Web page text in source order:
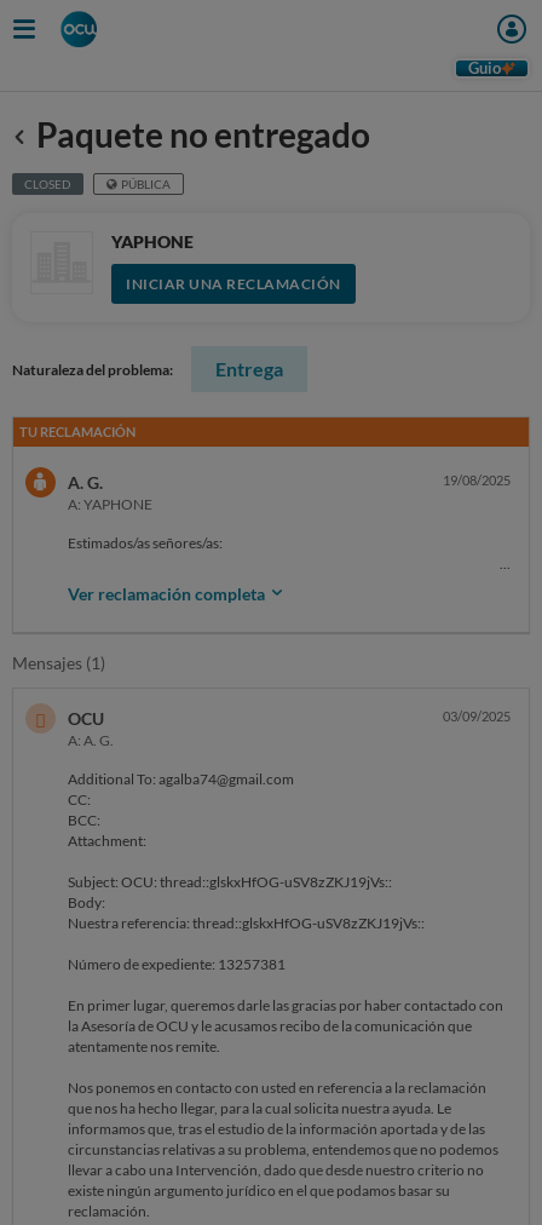
Guio
Anterior
Paquete no entregado
CLOSED PÚBLICA
YAPHONE
INICIAR UNA RECLAMACIÓN
Naturaleza del problema: Entrega
TU RECLAMACIÓN
A. G.
A: YAPHONE
19/08/2025
Estimados/as señores/as:
En fecha 06/07/2025 adquirí en su página web YAPHONE el producto
Apple Ipad 11’’ 2025.
-Factura.
-Correo electrónico.
SOLICITO se me haga entrega del producto, y si hubiese algún
problema con la entrega, se me comunique a fin de tomar las medidas
oportunas.
Sin otro particular, atentamente.
Recuerda no incluir ningún dato personal o sensible, ni tuyo ni de un
tercero, como puede ser nombre, apellidos, DNI, número de teléfono,
dirección postal, cuenta y tarjeta bancaria, email…
Ver reclamación completa
Mensajes (1)
OCU
A: A. G.
03/09/2025
Additional To: agalba74@gmail.com
CC:
BCC:
Attachment:
Subject: OCU: thread::glskxHfOG-uSV8zZKJ19jVs::
Body:
Nuestra referencia: thread::glskxHfOG-uSV8zZKJ19jVs::
Número de expediente: 13257381
En primer lugar, queremos darle las gracias por haber contactado con
la Asesoría de OCU y le acusamos recibo de la comunicación que
atentamente nos remite.
Nos ponemos en contacto con usted en referencia a la reclamación
que nos ha hecho llegar, para la cual solicita nuestra ayuda. Le
informamos que, tras el estudio de la información aportada y de las
circunstancias relativas a su problema, entendemos que no podemos
llevar a cabo una Intervención, dado que desde nuestro criterio no
existe ningún argumento jurídico en el que podamos basar su
reclamación.